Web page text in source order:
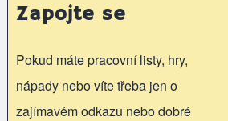
Zapojte se
Pokud máte pracovní listy, hry,
nápady nebo víte třeba jen o
zajímavém odkazu nebo dobré